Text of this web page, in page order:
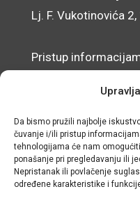
Da bismo pružili najbolje
čuvanje i/ili pristup
tehnologijama će nam
ponašanje pri pregledavanju ili
Nepristanak ili povlačenje
određene karakteristike i
Lj. F. Vukotinovića
Pristup
Izjava o
© IRMO – Impresum
OIB: 31120185175